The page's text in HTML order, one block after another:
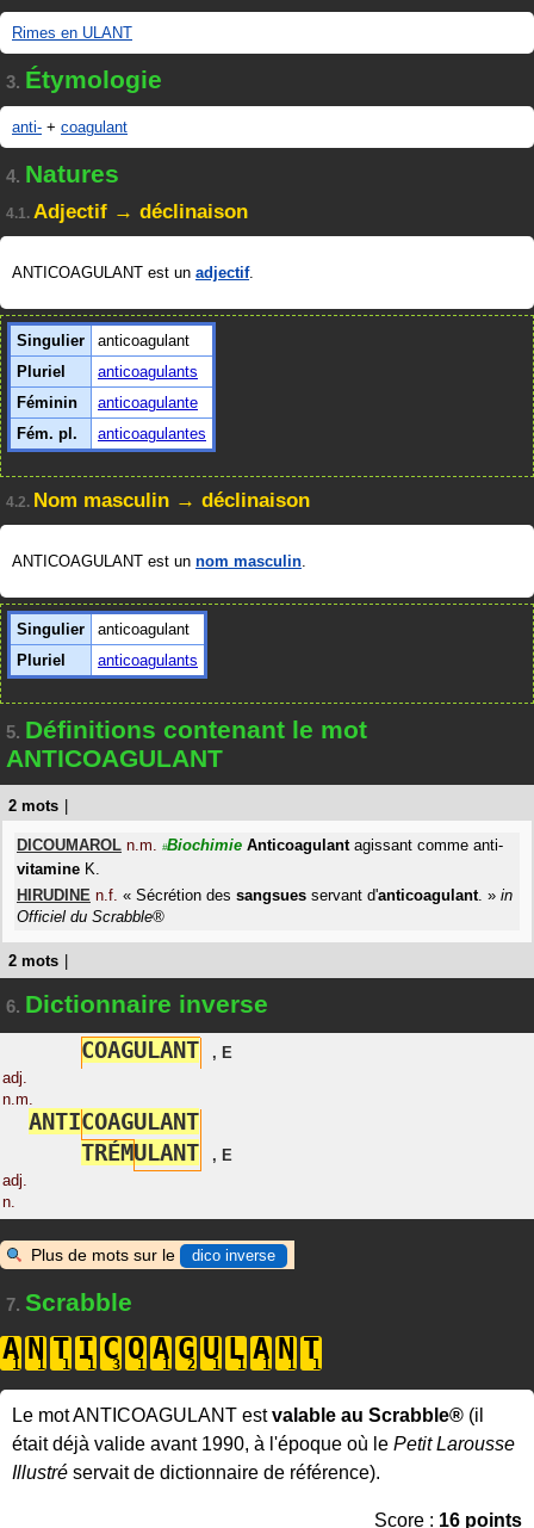
Rimes en ULANT
3. Étymologie
anti- + coagulant
4. Natures
4.1. Adjectif → déclinaison
ANTICOAGULANT est un adjectif.
Singulier
anticoagulant
Pluriel
anticoagulants
Féminin
anticoagulante
Fém. pl.
anticoagulantes
4.2. Nom masculin → déclinaison
ANTICOAGULANT est un nom masculin.
Singulier
anticoagulant
Pluriel
anticoagulants
5. Définitions contenant le mot
ANTICOAGULANT
2 mots
DICOUMAROL n.m. #Biochimie Anticoagulantagissant comme anti-
vitamine K.
HIRUDINE n.f. « Sécrétion des sangsues servant d'anticoagulant. » in
Officiel du Scrabble®
2 mots
6. Dictionnaire inverse
COAGULANT , E
adj.
n.m.
ANTICOAGULANT
TRÉMULANT , E
adj.
n.
Plus de mots sur le dico inverse
7. Scrabble
A N T I C O A G U L A N T
Le mot ANTICOAGULANT estvalable au Scrabble® (il
était déjà valide avant 1990, à l'époque où le Petit Larousse
Illustré servait de dictionnaire de référence).
Score : 16 points